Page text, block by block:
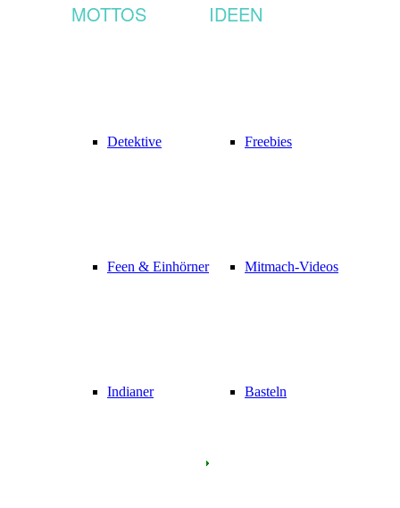
MOTTOS
Detektive
Feen & Einhörner
Indianer
IDEEN
Freebies
Mitmach-Videos
Basteln